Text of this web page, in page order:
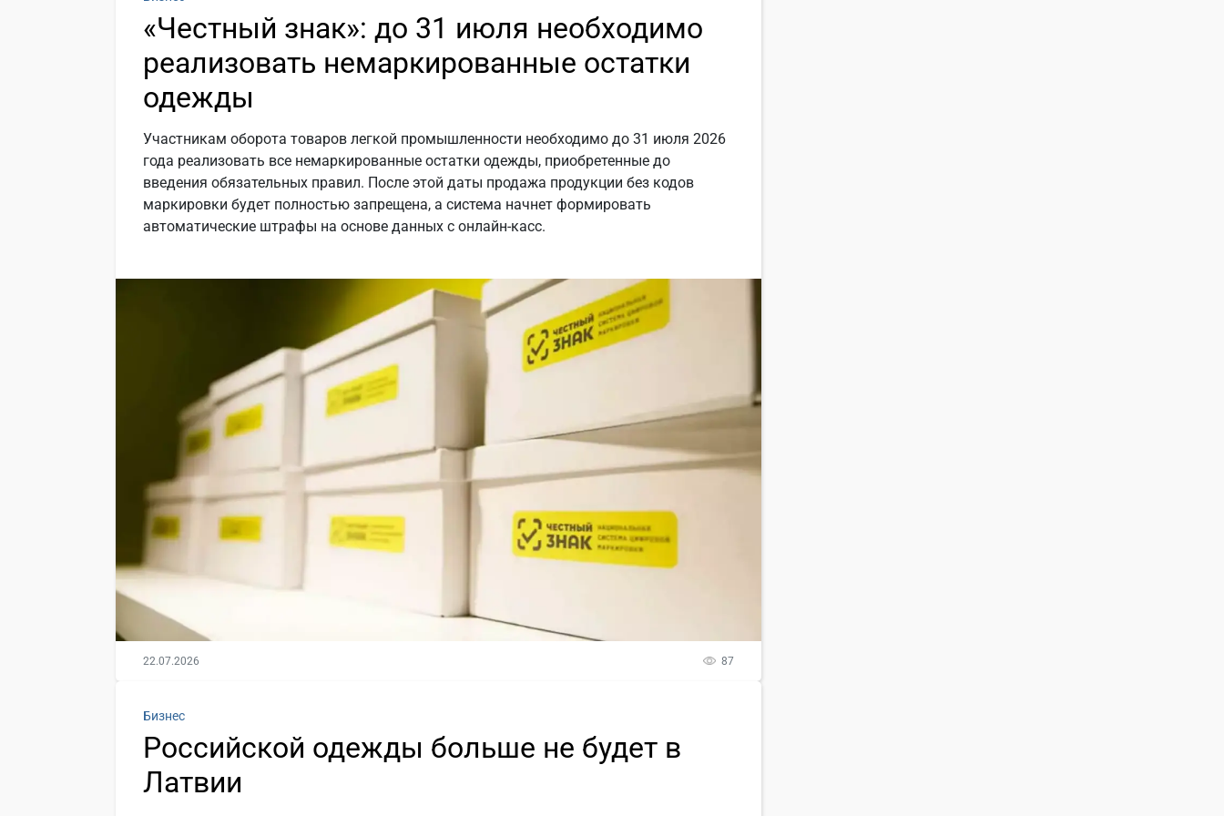
«Честный знак»: до 31 июля необходимо
реализовать немаркированные остатки
одежды
Участникам оборота товаров легкой промышленности необходимо до 31 июля 2026
года реализовать все немаркированные остатки одежды, приобретенные до
введения обязательных правил. После этой даты продажа продукции без кодов
маркировки будет полностью запрещена, а система начнет формировать
автоматические штрафы на основе данных с онлайн-касс.
22.07.2026 87
Бизнес
Российской одежды больше не будет в
Латвии